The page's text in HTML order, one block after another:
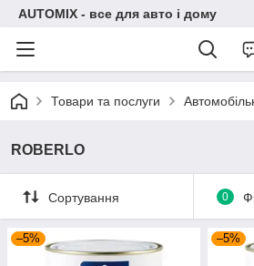
AUTOMIX - все для авто і дому
Товари та послуги
ROBERLO
Сортування 0
–5% –5%